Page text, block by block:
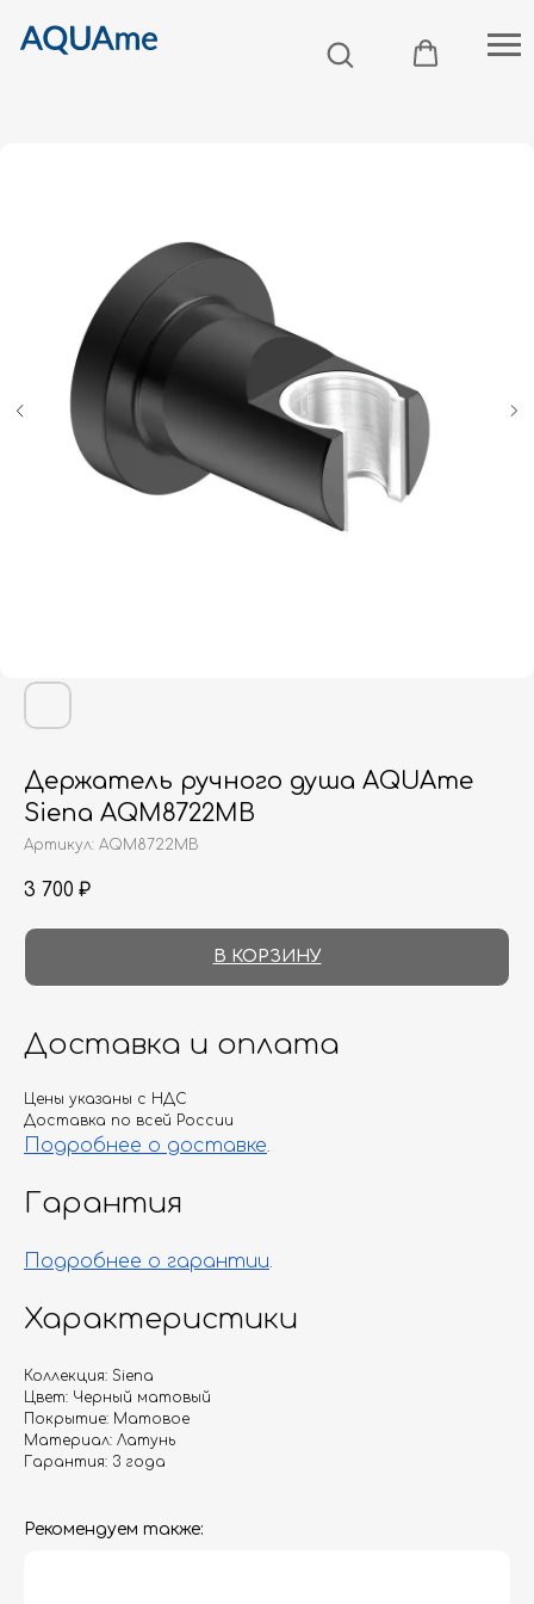
Держатель ручного душа AQUAme
Siena AQM8722MB
Артикул: AQM8722MB
3 700 ₽
В КОРЗИНУ
Доставка и оплата
Цены указаны с НДС
Доставка по всей России
Подробнее о доставке.
Гарантия
Подробнее о гарантии.
Характеристики
Коллекция: Siena
Цвет: Черный матовый
Покрытие: Матовое
Материал: Латунь
Гарантия: 3 года
Рекомендуем также: